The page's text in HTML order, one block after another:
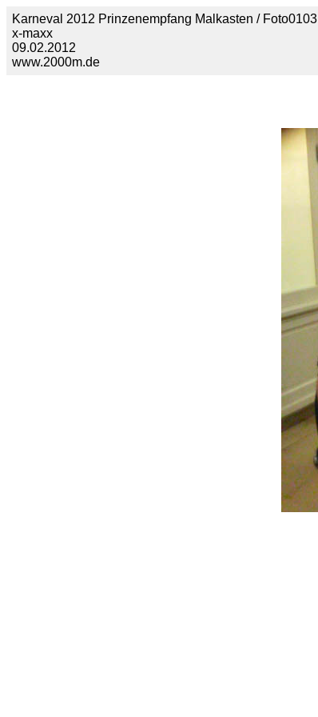
Karneval 2012 Prinzenempfang Malkasten / Foto0103
x-maxx
09.02.2012
www.2000m.de